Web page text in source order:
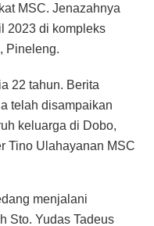
MSC. Jenazahnya
2023 di kompleks
Pineleng.
22 tahun. Berita
telah disampaikan
keluarga di Dobo,
Tino Ulahayanan MSC
menjalani
Sto. Yudas Tadeus